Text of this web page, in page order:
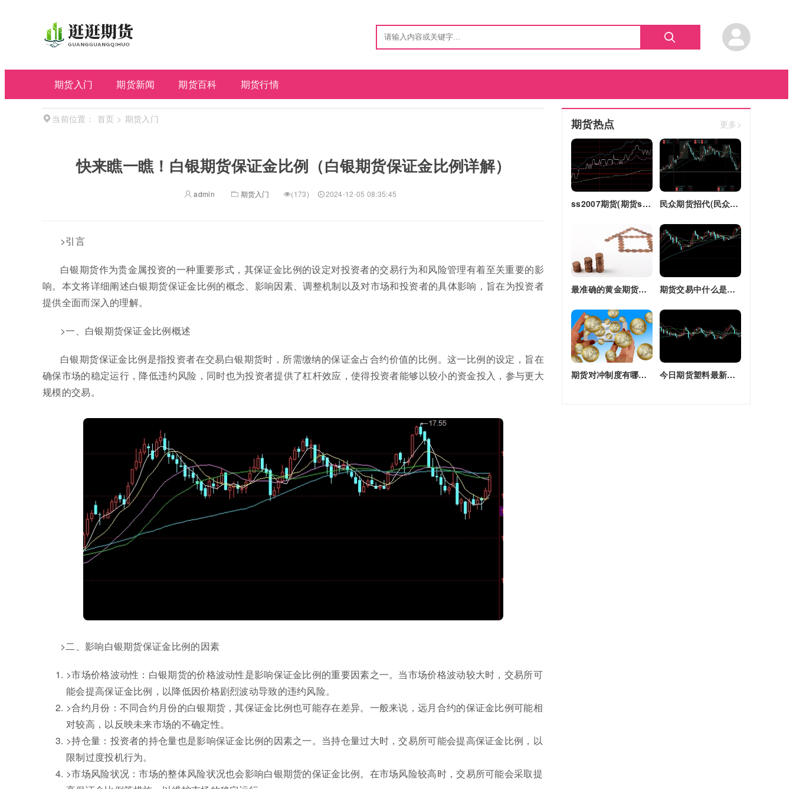
期货入门 期货新闻 期货百科 期货行情
当前位置： 首页 > 期货入门
快来瞧一瞧！白银期货保证金比例（白银期货保证金比例详解）
admin 期货入门 (173) 2024-12-05 08:35:45
>引言
白银期货作为贵金属投资的一种重要形式，其保证金比例的设定对投资者的交易行为和风险管理有着至关重要的影
响。本文将详细阐述白银期货保证金比例的概念、影响因素、调整机制以及对市场和投资者的具体影响，旨在为投资者
提供全面而深入的理解。
>一、白银期货保证金比例概述
白银期货保证金比例是指投资者在交易白银期货时，所需缴纳的保证金占合约价值的比例。这一比例的设定，旨在
确保市场的稳定运行，降低违约风险，同时也为投资者提供了杠杆效应，使得投资者能够以较小的资金投入，参与更大
规模的交易。
>二、影响白银期货保证金比例的因素
>市场价格波动性：白银期货的价格波动性是影响保证金比例的重要因素之一。当市场价格波动较大时，交易所可
能会提高保证金比例，以降低因价格剧烈波动导致的违约风险。
>合约月份：不同合约月份的白银期货，其保证金比例也可能存在差异。一般来说，远月合约的保证金比例可能相
对较高，以反映未来市场的不确定性。
>持仓量：投资者的持仓量也是影响保证金比例的因素之一。当持仓量过大时，交易所可能会提高保证金比例，以
限制过度投机行为。
>市场风险状况：市场的整体风险状况也会影响白银期货的保证金比例。在市场风险较高时，交易所可能会采取提
期货热点 更多>
ss2007期货(期货ss2018) 民众期货招代(民众期货怎么了)
最准确的黄金期货交易师(最准确的黄金期货交易师是谁) 期货交易中什么是复合头寸(期货交易中什么是复合头寸交易)
期货对冲制度有哪些(期货对冲制度有哪些类型) 今日期货塑料最新价格(今日期货塑料最新价格行情)